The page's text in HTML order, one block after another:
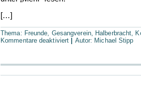
[…]
Thema: Freunde, Gesangverein, Halberbracht,
Kommentare deaktiviertfür
Halberbrachter
Autor: Michael Stipp